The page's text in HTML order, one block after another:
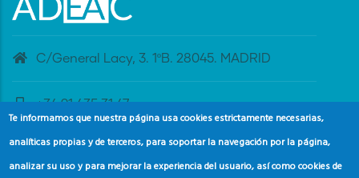
C/General Lacy, 3. 1ºB. 28045. MADRID
+34 91 435 31 47
banderaazul@adeac.es
Te informamos que nuestra página usa cookies estrictamente necesarias,
analíticas propias y de terceros, para soportar la navegación por la página,
analizar su uso y para mejorar la experiencia del usuario, así como cookies de